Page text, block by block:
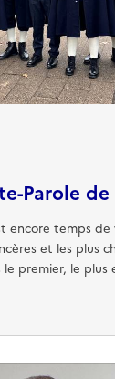
Parole de
encore temps
et les plus
premier, le plus
profondément